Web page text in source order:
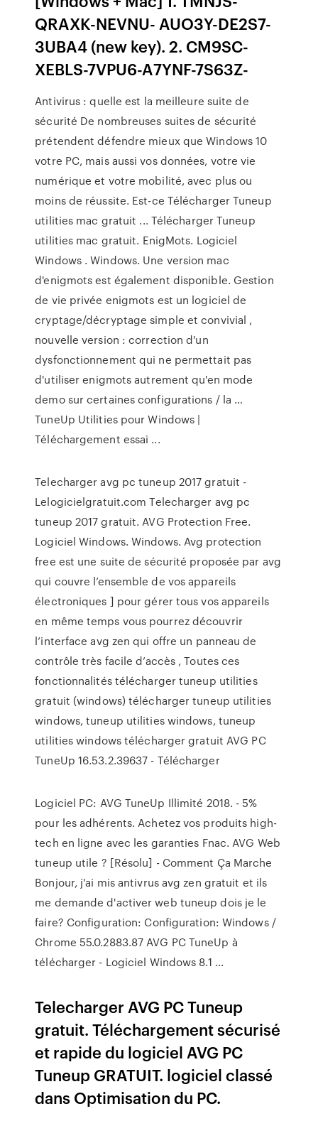
QRAXK-NEVNU- AUO3Y-DE2S7-
3UBA4 (new key). 2. CM9SC-
XEBLS-7VPU6-A7YNF-7S63Z-
Antivirus : quelle est la meilleure suite de
sécurité De nombreuses suites de sécurité
prétendent défendre mieux que Windows 10
votre PC, mais aussi vos données, votre vie
numérique et votre mobilité, avec plus ou
moins de réussite. Est-ce Télécharger Tuneup
utilities mac gratuit ... Télécharger Tuneup
utilities mac gratuit. EnigMots. Logiciel
Windows . Windows. Une version mac
d'enigmots est également disponible. Gestion
de vie privée enigmots est un logiciel de
cryptage/décryptage simple et convivial ,
nouvelle version : correction d'un
dysfonctionnement qui ne permettait pas
d'utiliser enigmots autrement qu'en mode
demo sur certaines configurations / la …
TuneUp Utilities pour Windows |
Téléchargement essai ...
Telecharger avg pc tuneup 2017 gratuit -
Lelogicielgratuit.com Telecharger avg pc
tuneup 2017 gratuit. AVG Protection Free.
Logiciel Windows. Windows. Avg protection
free est une suite de sécurité proposée par avg
qui couvre l’ensemble de vos appareils
électroniques ] pour gérer tous vos appareils
en même temps vous pourrez découvrir
l’interface avg zen qui offre un panneau de
contrôle très facile d’accès , Toutes ces
fonctionnalités télécharger tuneup utilities
gratuit (windows) télécharger tuneup utilities
windows, tuneup utilities windows, tuneup
utilities windows télécharger gratuit AVG PC
TuneUp 16.53.2.39637 - Télécharger
Logiciel PC: AVG TuneUp Illimité 2018. - 5%
pour les adhérents. Achetez vos produits high-
tech en ligne avec les garanties Fnac. AVG Web
tuneup utile ? [Résolu] - Comment Ça Marche
Bonjour, j'ai mis antivrus avg zen gratuit et ils
me demande d'activer web tuneup dois je le
faire? Configuration: Configuration: Windows /
Chrome 55.0.2883.87 AVG PC TuneUp à
télécharger - Logiciel Windows 8.1 ...
Telecharger AVG PC Tuneup
gratuit. Téléchargement sécurisé
et rapide du logiciel AVG PC
Tuneup GRATUIT. logiciel classé
dans Optimisation du PC.